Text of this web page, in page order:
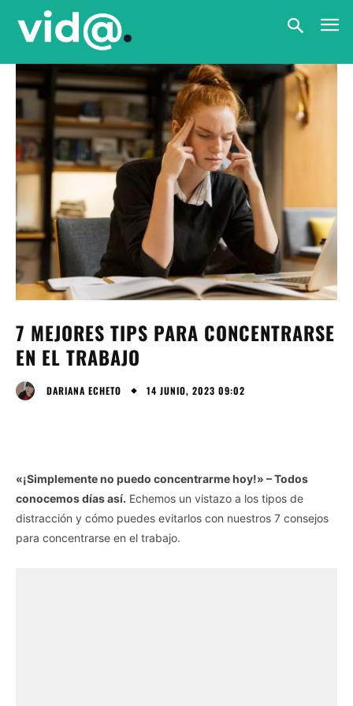
7 MEJORES TIPS PARA CONCENTRARSE
EN EL TRABAJO
DARIANA ECHETO 14 JUNIO, 2023 09:02
«¡Simplemente no puedo concentrarme hoy!» – Todos
conocemos días así. Echemos un vistazo a los tipos de
distracción y cómo puedes evitarlos con nuestros 7 consejos
para concentrarse en el trabajo.